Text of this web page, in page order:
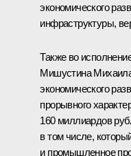
экономического
инфраструктуры,
Также во
Мишустина
экономического
прорывного
160 миллиардов
в том числе,
и промышленное